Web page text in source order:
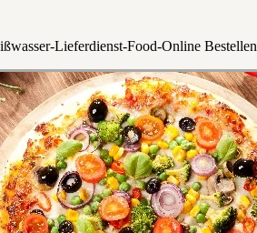
Lieferdienst-Food-Online Bestellen